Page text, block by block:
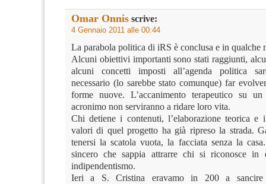
Omar Onnis scrive:
4 Gennaio 2011 alle 00:44
La parabola politica di iRS è conclusa e in qualche
Alcuni obiettivi importanti sono stati raggiunti,
alcuni concetti imposti all’agenda politica
necessario (lo sarebbe stato comunque) far
forme nuove. L’accanimento terapeutico su
acronimo non serviranno a ridare loro vita.
Chi detiene i contenuti, l’elaborazione teorica e
valori di quel progetto ha già ripreso la strada.
tenersi la scatola vuota, la facciata senza la
sincero che sappia attrarre chi si riconosce in
indipendentismo.
Ieri a S. Cristina eravamo in 200 a